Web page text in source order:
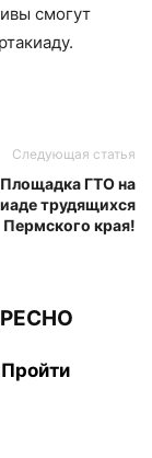
смогут
Следующая статья
Площадка ГТО на
трудящихся
Пермского края!